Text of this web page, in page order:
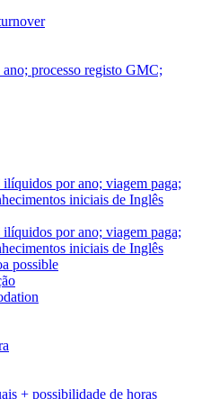
processo registo GMC;
por ano; viagem paga;
iniciais de Inglês
por ano; viagem paga;
iniciais de Inglês
possible
+ possibilidade de horas